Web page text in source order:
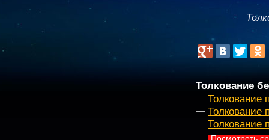
Толкование
Толкование
Толкование
Толкование